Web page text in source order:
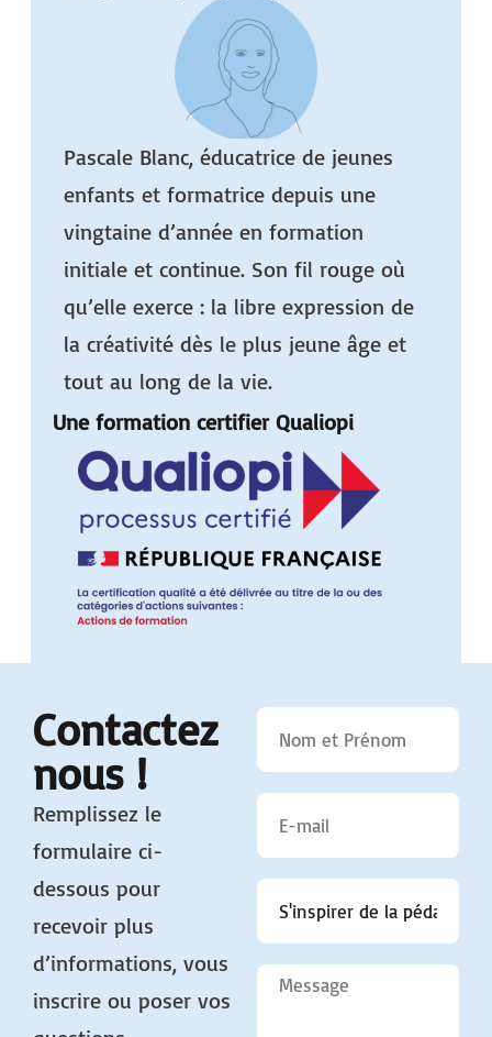
Pascale Blanc, éducatrice de jeunes
enfants et formatrice depuis une
vingtaine d’année en formation
initiale et continue. Son fil rouge où
qu’elle exerce : la libre expression de
la créativité dès le plus jeune âge et
tout au long de la vie.
Une formation certifier Qualiopi
Contactez
nous !
Remplissez le
formulaire ci-
dessous pour
recevoir plus
d’informations, vous
inscrire ou poser vos